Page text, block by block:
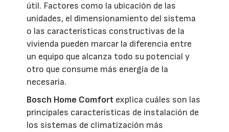
útil. Factores como la ubicación de las
unidades, el dimensionamiento del sistema
o las características constructivas de la
vivienda pueden marcar la diferencia entre
un equipo que alcanza todo su potencial y
otro que consume más energía de la
necesaria.
Bosch Home Comfort explica cuáles son las
principales características de instalación de
los sistemas de climatización más